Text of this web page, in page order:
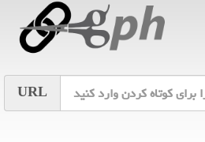
URL